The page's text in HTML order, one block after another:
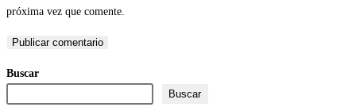
de
usuario
comentar
correo
electrónico
comentar
de
tu
(opcional)
próxima vez que comente.
Buscar
Buscar